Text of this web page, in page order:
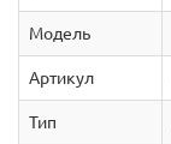
Модель
Артикул
Тип